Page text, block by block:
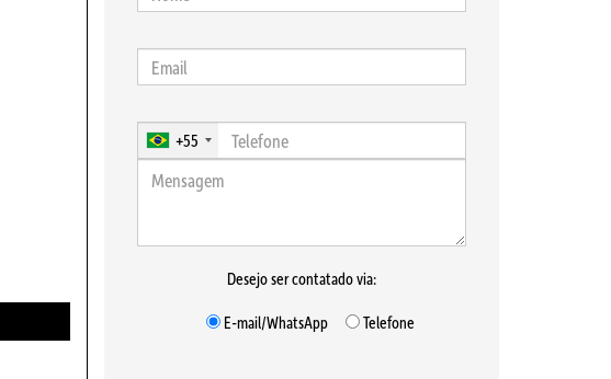
+55
Desejo ser contatado via:
E-mail/WhatsApp
Telefone